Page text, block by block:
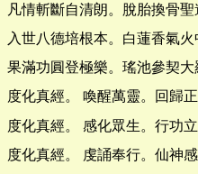
凡情斬斷自清朗。脫胎換骨聖
入世八德培根本。白蓮香氣火
果滿功圓登極樂。瑤池參契大
度化真經。 喚醒萬靈。回歸
度化真經。 感化眾生。行功
度化真經。 虔誦奉行。仙神